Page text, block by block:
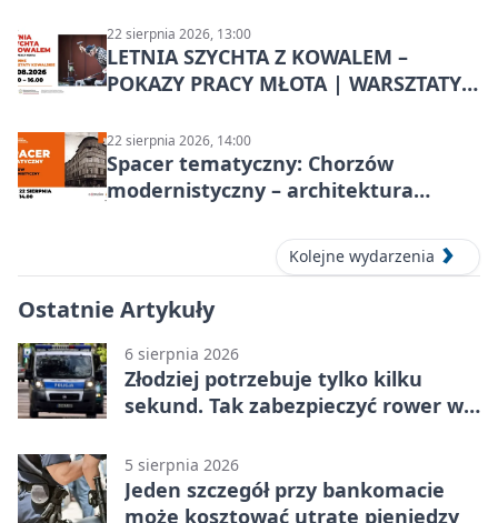
22 sierpnia 2026, 13:00
LETNIA SZYCHTA Z KOWALEM –
POKAZY PRACY MŁOTA | WARSZTATY
22 sierpnia 2026, 14:00
Spacer tematyczny: Chorzów
modernistyczny – architektura
Kolejne wydarzenia
Ostatnie Artykuły
6 sierpnia 2026
Złodziej potrzebuje tylko kilku
sekund. Tak zabezpieczyć rower w
5 sierpnia 2026
Jeden szczegół przy bankomacie
może kosztować utratę pieniędzy